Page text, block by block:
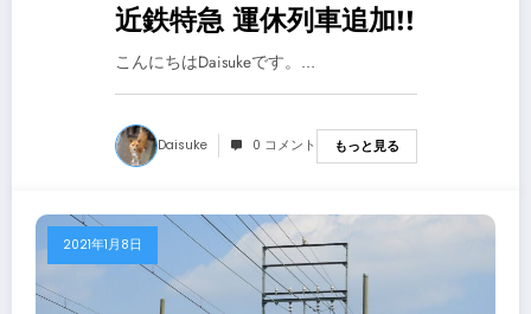
近鉄特急 運休列車追加!!
こんにちはDaisukeです。…
Daisuke 0 コメント もっと見る
2021年1月8日